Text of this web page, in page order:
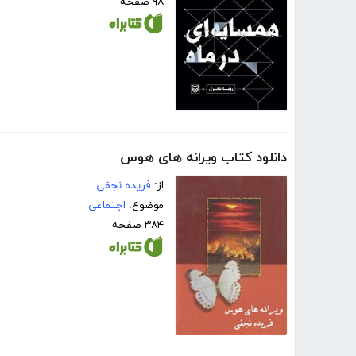
دانلود کتاب ویرانه های هوس
از: فریده نجفی
موضوع: اجتماعی
۳۸۴ صفحه